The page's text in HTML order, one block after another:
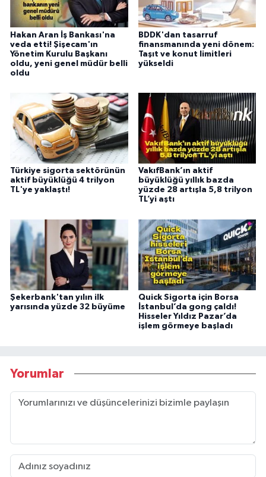
Hakan Aran İş Bankası'na
veda etti! Şişecam'ın
Yönetim Kurulu Başkanı
oldu, yeni genel müdür belli
oldu
BDDK'dan tasarruf
finansmanında yeni dönem:
Taşıt ve konut limitleri
yükseldi
Türkiye sigorta sektörünün
aktif büyüklüğü 4 trilyon
TL'ye yaklaştı!
VakıfBank’ın aktif
büyüklüğü yıllık bazda
yüzde 28 artışla 5,8 trilyon
TL’yi aştı
Şekerbank'tan yılın ilk
yarısında yüzde 32 büyüme
Quick Sigorta için Borsa
İstanbul’da gong çaldı!
Hisseler Yıldız Pazar’da
işlem görmeye başladı
Yorumlar